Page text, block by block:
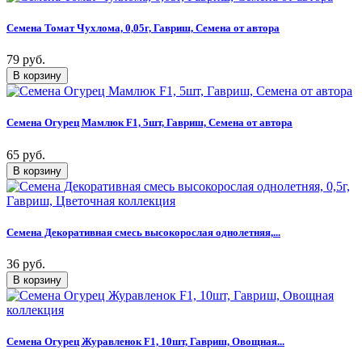
Семена Томат Чухлома, 0,05г, Гавриш, Семена от автора
79 руб.
Семена Огурец Мамлюк F1, 5шт, Гавриш, Семена от автора
65 руб.
Семена Декоративная смесь высокорослая однолетняя,...
36 руб.
Семена Огурец Журавленок F1, 10шт, Гавриш, Овощная...